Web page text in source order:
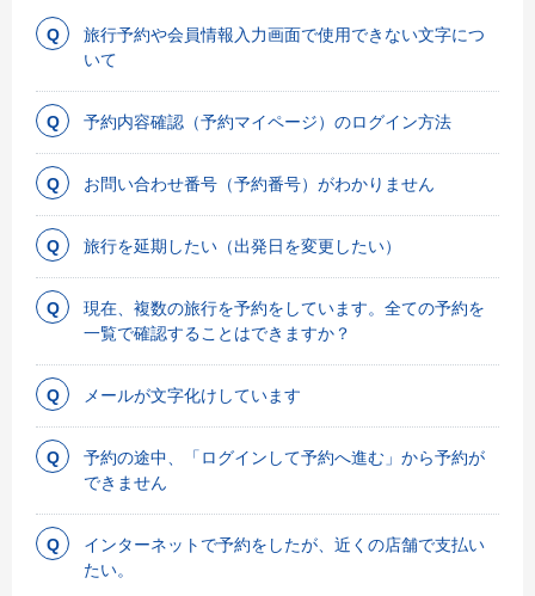
旅行予約や会員情報入力画面で使用できない文字につ
いて
予約内容確認（予約マイページ）のログイン方法
お問い合わせ番号（予約番号）がわかりません
旅行を延期したい（出発日を変更したい）
現在、複数の旅行を予約をしています。全ての予約を
一覧で確認することはできますか？
メールが文字化けしています
予約の途中、「ログインして予約へ進む」から予約が
できません
インターネットで予約をしたが、近くの店舗で支払い
たい。